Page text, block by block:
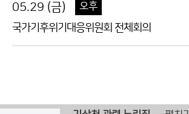
05.29 (금) 오후
국가기후위기대응위원회 전체회의